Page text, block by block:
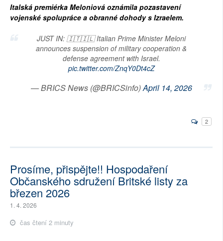
Italská premiérka Meloniová oznámila pozastavení
vojenské spolupráce a obranné dohody s Izraelem.
JUST IN: 🇮🇹🇮🇱 Italian Prime Minister Meloni
announces suspension of military cooperation &
defense agreement with Israel.
pic.twitter.com/ZnqY0Dt4cZ
— BRICS News (@BRICSinfo)April 14, 2026
2
Prosíme, přispějte!! Hospodaření
Občanského sdružení Britské listy za
březen 2026
1. 4. 2026
čas čtení 2 minuty